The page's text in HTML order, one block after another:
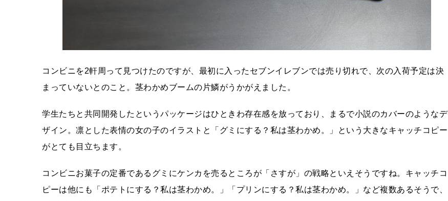
コンビニを2軒周って見つけたのですが、最初に入ったセブンイレブンでは売り切れで、次の入荷予定は決
まっていないとのこと。茎わかめブームの片鱗がうかがえました。
学生たちと共同開発したというパッケージはひときわ存在感を放っており、まるで小説のカバーのようなデ
ザイン。凛とした表情の女の子のイラストと「グミにする？私は茎わかめ。」という大きなキャッチコピー
がとても目立ちます。
コンビニお菓子の定番であるグミにケンカを売るところが「さすが」の戦略といえそうですね。キャッチコ
ピーは他にも「ポテトにする？私は茎わかめ。」「プリンにする？私は茎わかめ。」など複数あるそうで、